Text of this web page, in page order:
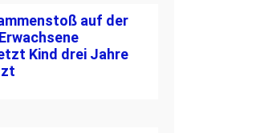
auf der
Kind drei Jahre